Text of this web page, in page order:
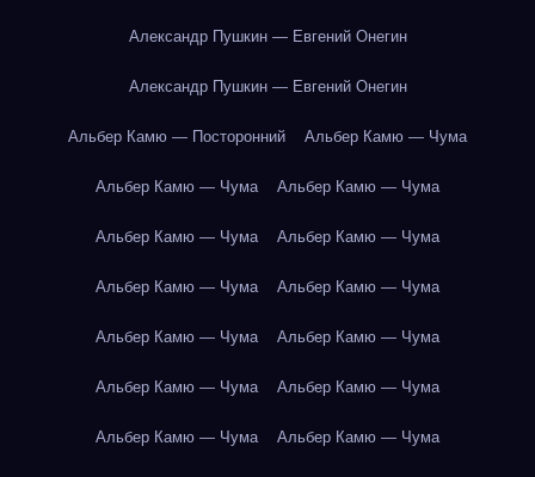
Александр Пушкин — Евгений Онегин
Александр Пушкин — Евгений Онегин
Альбер Камю — Посторонний Альбер Камю — Чума
Альбер Камю — Чума Альбер Камю — Чума
Альбер Камю — Чума Альбер Камю — Чума
Альбер Камю — Чума Альбер Камю — Чума
Альбер Камю — Чума Альбер Камю — Чума
Альбер Камю — Чума Альбер Камю — Чума
Альбер Камю — Чума Альбер Камю — Чума